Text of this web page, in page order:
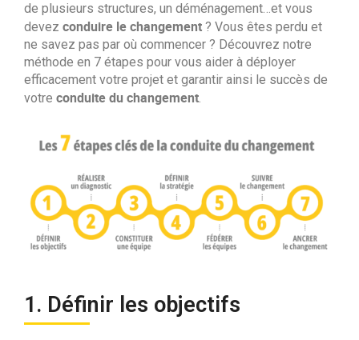
de plusieurs structures, un déménagement…et vous
devez conduire le changement ? Vous êtes perdu et
ne savez pas par où commencer ? Découvrez notre
méthode en 7 étapes pour vous aider à déployer
efficacement votre projet et garantir ainsi le succès de
votre conduite du changement.
1. Définir les objectifs